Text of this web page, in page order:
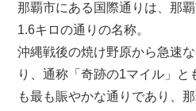
那覇市にある国際通りは、那
1.6キロの通りの名称。
沖縄戦後の焼け野原から急速
り、通称「奇跡の1マイル」
も最も賑やかな通りであり、